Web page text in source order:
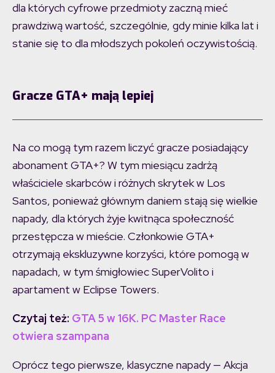
dla których cyfrowe przedmioty zaczną mieć
prawdziwą wartość, szczególnie, gdy minie kilka lat i
stanie się to dla młodszych pokoleń oczywistością.
Gracze GTA+ mają lepiej
Na co mogą tym razem liczyć gracze posiadający
abonament GTA+? W tym miesiącu zadrżą
właściciele skarbców i różnych skrytek w Los
Santos, ponieważ głównym daniem stają się wielkie
napady, dla których żyje kwitnąca społeczność
przestępcza w mieście. Członkowie GTA+
otrzymają ekskluzywne korzyści, które pomogą w
napadach, w tym śmigłowiec SuperVolito i
apartament w Eclipse Towers.
Czytaj też: GTA 5 w 16K. PC Master Race
otwiera szampana
Oprócz tego pierwsze, klasyczne napady — Akcja